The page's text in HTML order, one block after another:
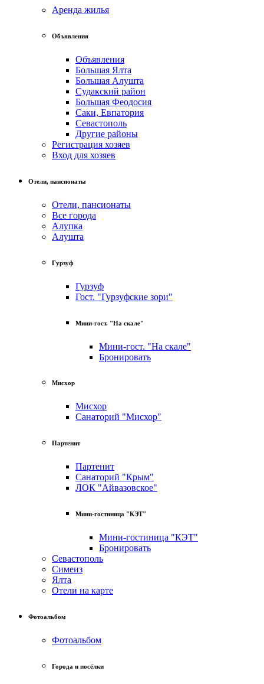
Аренда жилья
Объявления
Объявления
Большая Ялта
Большая Алушта
Судакский район
Большая Феодосия
Саки, Евпатория
Севастополь
Другие районы
Регистрация хозяев
Вход для хозяев
Отели, пансионаты
Отели, пансионаты
Все города
Алупка
Алушта
Гурзуф
Гурзуф
Гост. "Гурзуфские зори"
Мини-гост. "На скале"
Мини-гост. "На скале"
Бронировать
Мисхор
Мисхор
Санаторий "Мисхор"
Партенит
Партенит
Санаторий "Крым"
ЛОК "Айвазовское"
Мини-гостиница "КЭТ"
Мини-гостиница "КЭТ"
Бронировать
Севастополь
Симеиз
Ялта
Отели на карте
Фотоальбом
Фотоальбом
Города и посёлки